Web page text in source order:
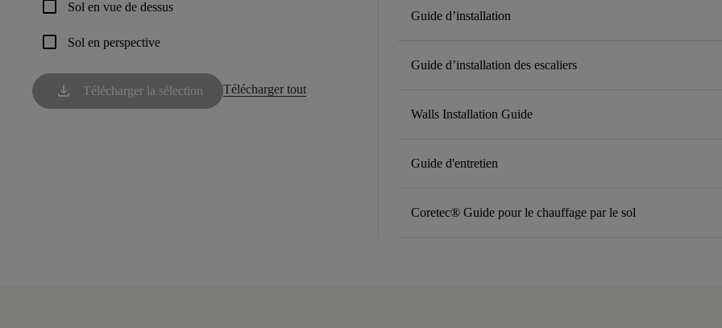
check_box_outline_blank Sol en vue de dessus
check_box_outline_blank Sol en perspective
download Télécharger la sélection Télécharger tout
Guide d’installation
Guide d’installation des escaliers
Walls Installation Guide
Guide d'entretien
Coretec® Guide pour le chauffage par le sol